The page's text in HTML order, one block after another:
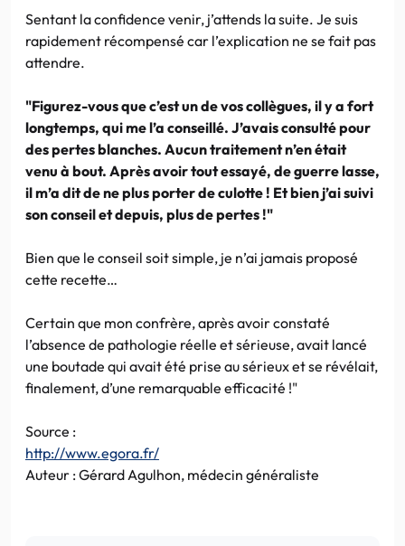
Sentant la confidence venir, j’attends la suite. Je suis
rapidement récompensé car l’explication ne se fait pas
attendre.
"Figurez-vous que c’est un de vos collègues, il y a fort
longtemps, qui me l’a conseillé. J’avais consulté pour
des pertes blanches. Aucun traitement n’en était
venu à bout. Après avoir tout essayé, de guerre lasse,
il m’a dit de ne plus porter de culotte ! Et bien j’ai suivi
son conseil et depuis, plus de pertes !"
Bien que le conseil soit simple, je n’ai jamais proposé
cette recette…
Certain que mon confrère, après avoir constaté
l’absence de pathologie réelle et sérieuse, avait lancé
une boutade qui avait été prise au sérieux et se révélait,
finalement, d’une remarquable efficacité !"
Source :
http://www.egora.fr/
Auteur : Gérard Agulhon, médecin généraliste